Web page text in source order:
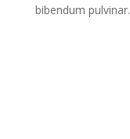
bibendum pulvinar.